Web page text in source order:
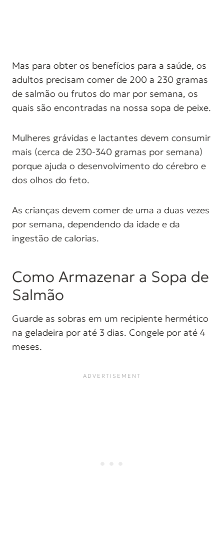
Mas para obter os benefícios para a saúde, os
adultos precisam comer de 200 a 230 gramas
de salmão ou frutos do mar por semana, os
quais são encontradas na nossa sopa de peixe.
Mulheres grávidas e lactantes devem consumir
mais (cerca de 230-340 gramas por semana)
porque ajuda o desenvolvimento do cérebro e
dos olhos do feto.
As crianças devem comer de uma a duas vezes
por semana, dependendo da idade e da
ingestão de calorias.
Como Armazenar a Sopa de
Salmão
Guarde as sobras em um recipiente hermético
na geladeira por até 3 dias. Congele por até 4
meses.